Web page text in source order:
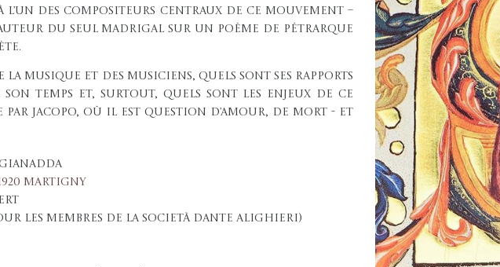
l’un des compositeurs centraux de ce mouvement –
du seul madrigal sur un poème de Pétrarque
musique et des musiciens, quels sont ses rapports
temps et, surtout, quels sont les enjeux de ce
par Jacopo, où il est question d’amour, de mort - et
Martigny
les membres de la Società Dante Alighieri)